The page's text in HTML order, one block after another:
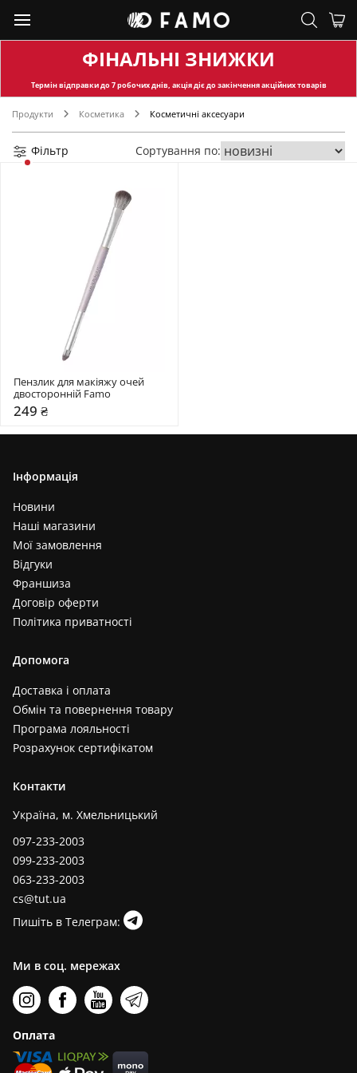
ФІНАЛЬНІ ЗНИЖКИ
Термін відправкидо 7 робочих днів, акція діє до закінчення акційних товарів
Продукти Косметика Косметичні аксесуари
Фільтр Сортування по:
Пензлик для макіяжу очей
двосторонній Famo
249 ₴
Інформація
Новини
Наші магазини
Мої замовлення
Відгуки
Франшиза
Договір оферти
Політика приватності
Допомога
Доставка і оплата
Обмін та повернення товару
Програма лояльності
Розрахунок сертифікатом
Контакти
Україна, м. Хмельницький
097-233-2003
099-233-2003
063-233-2003
cs@tut.ua
Пишіть в Телеграм:
Ми в соц. мережах
Оплата